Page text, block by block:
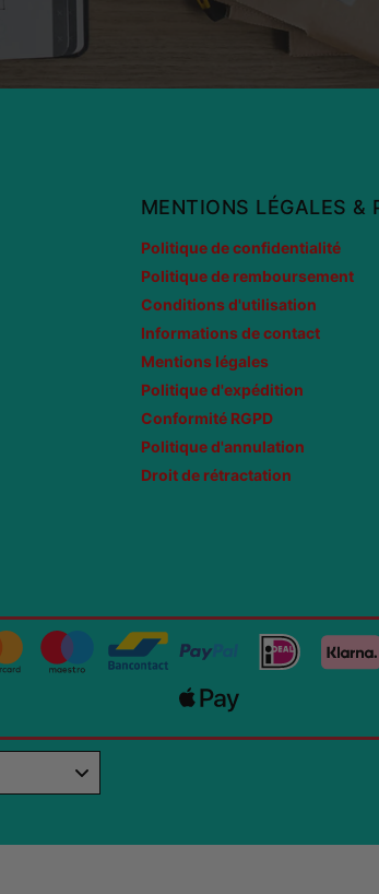
MENTIONS LÉGALES &
Politique de confidentialité
Politique de remboursement
Conditions d'utilisation
Informations de contact
Mentions légales
Politique d'expédition
Conformité RGPD
Politique d'annulation
Droit de rétractation